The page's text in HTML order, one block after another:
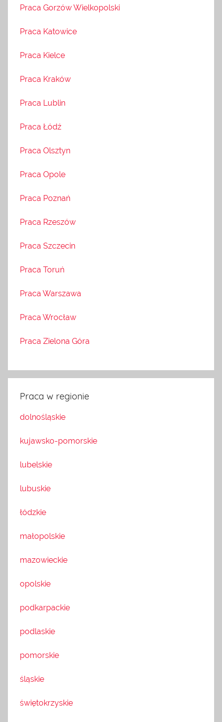
Praca Gorzów Wielkopolski
Praca Katowice
Praca Kielce
Praca Kraków
Praca Lublin
Praca Łódź
Praca Olsztyn
Praca Opole
Praca Poznań
Praca Rzeszów
Praca Szczecin
Praca Toruń
Praca Warszawa
Praca Wrocław
Praca Zielona Góra
Praca w regionie
dolnośląskie
kujawsko-pomorskie
lubelskie
lubuskie
łódzkie
małopolskie
mazowieckie
opolskie
podkarpackie
podlaskie
pomorskie
śląskie
świętokrzyskie